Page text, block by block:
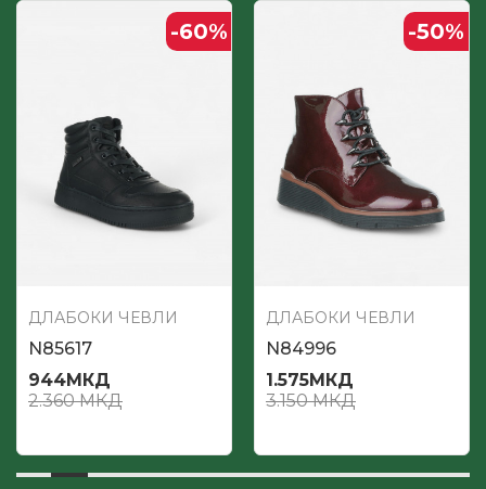
-60%
ДЛАБОКИ ЧЕВЛИ
N85617
944МКД
2.360МКД
-50%
ДЛАБОКИ ЧЕВЛИ
N84996
1.575МКД
3.150МКД